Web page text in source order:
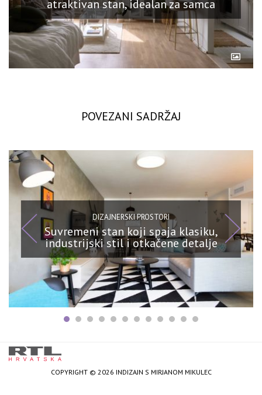
atraktivan stan, idealan za samca
POVEZANI SADRŽAJ
DIZAJNERSKI PROSTORI
Suvremeni stan koji spaja klasiku,
industrijski stil i otkačene detalje
COPYRIGHT © 2026 INDIZAJN S MIRJANOM MIKULEC